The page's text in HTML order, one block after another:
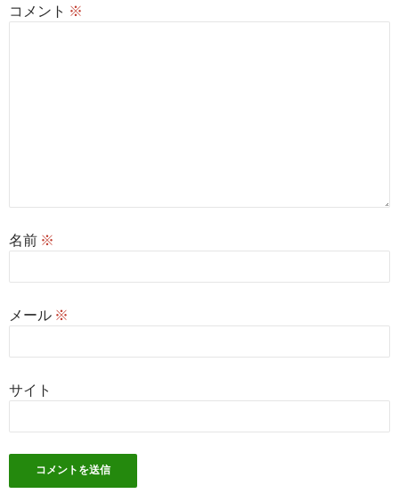
コメント ※
名前 ※
メール ※
サイト